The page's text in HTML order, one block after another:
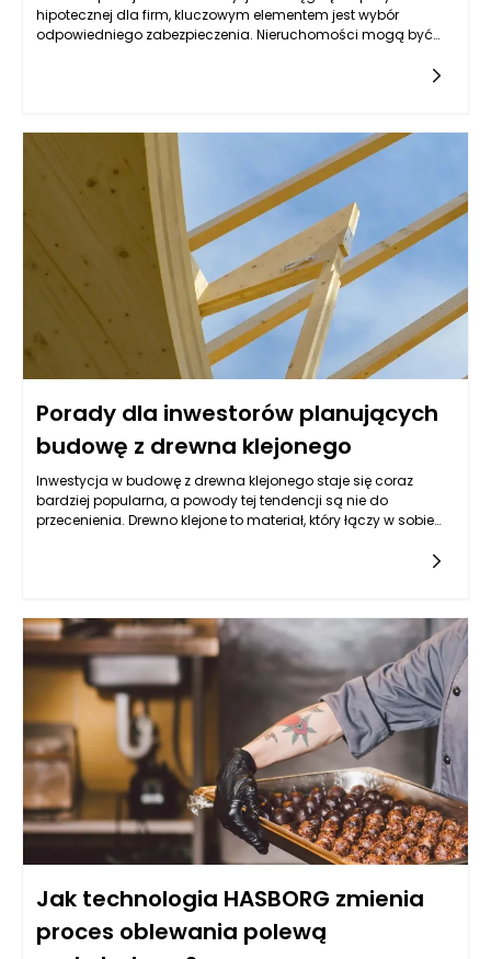
hipotecznej dla firm, kluczowym elementem jest wybór
odpowiedniego zabezpieczenia. Nieruchomości mogą być
wykorzystywania w kontekście uzyskiwania pożyczek.
Kluczowym czynnikiem jest ich wartość rynkowa,
przyszłościowe możliwości zysku oraz rodzaj biznesu, który
przedsiębiorca prowadzi.
Porady dla inwestorów planujących
budowę z drewna klejonego
Inwestycja w budowę z drewna klejonego staje się coraz
bardziej popularna, a powody tej tendencji są nie do
przecenienia. Drewno klejone to materiał, który łączy w sobie
wymiarową oraz odpornością na czynniki
atmosferyczne. Zastosowanie drewna klejonego w
budownictwie pozwala na realizację skomplikowanych
projektów architektonicznych, które mogą zachwycać swoim
designem, a jednocześnie są funkcjonalne i trwałe. Warto
zwrócić uwagę na produkty polskiego producenta Richd
Anders Polska, którego drewno klejone cieszy się uznaniem
wśród architektów i inwestorów.
Jak technologia HASBORG zmienia
proces oblewania polewą